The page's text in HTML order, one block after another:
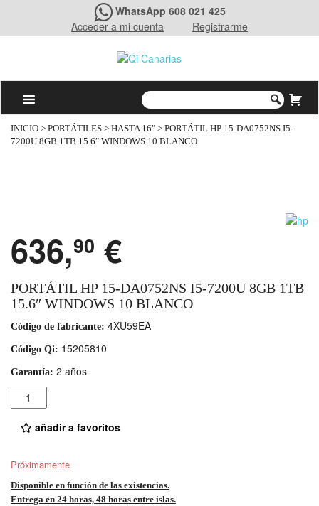
WhatsApp 608 021 425
Acceder a mi cuenta
Registrarme
INICIO > PORTÁTILES > HASTA 16" > PORTÁTIL HP 15-DA0752NS I5-
7200U 8GB 1TB 15.6″ WINDOWS 10 BLANCO
636,90 €
PORTÁTIL HP 15-DA0752NS I5-7200U 8GB 1TB
15.6″ WINDOWS 10 BLANCO
Código de fabricante: 4XU59EA
Código Qi: 15205810
Garantía: 2 años
Cantidad
añadir a favoritos
Próximamente
Disponible en función de las existencias.
Entrega en 24 horas, 48 horas entre islas.